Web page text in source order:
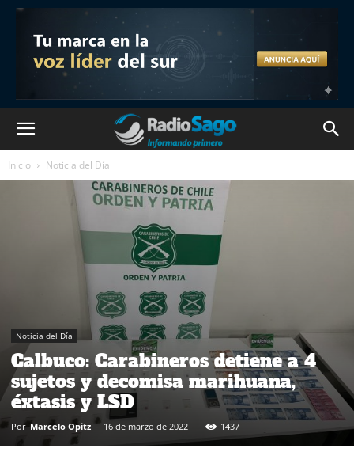
Inicio Noticia del Día
Noticia del Día
Calbuco: Carabineros detiene a 4
sujetos y decomisa marihuana,
éxtasis y LSD
Por Marcelo Opitz - 16 de marzo de 2022 1437